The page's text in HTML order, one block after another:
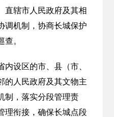
直辖市人民政府及其相
调机制，协商长城保护
。
设区的市、县（市、
的人民政府及其文物主
制，落实分段管理责
理衔接，确保长城点段